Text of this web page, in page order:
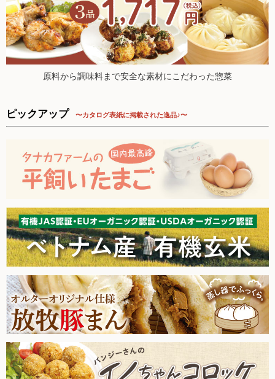
健康応援グッズ
石けん・生活用品
食べもの百科（書籍）
ご利用ガイド
取扱いアイテム数について
カートについて
送料ついて
返品・キャンセルについて
お支払い方法について
賞味期限について
よくあるご質問
オルター品もの
取扱店のご紹介
2026.4.30 ナカムラクリニック 中村先生のブログでオルター
が紹介されました！
2026.4.25【毎週土曜日更新！】品ものアイテムを更新しまし
た。
2026.4.18【毎週土曜日更新！】品ものアイテムを更新。今週
も新登場アイテム多数！
2026.4.4【毎週土曜日更新！】品ものアイテムを更新。今週も
新登場アイテム多数！
2026.3.28【毎週土曜日更新！】品ものアイテムを更新しまし
た。
2026.3.21【毎週土曜日更新！】品ものアイテムを更新しまし
た。
2026.3.14【毎週土曜日更新！】品ものアイテムを更新しまし
た。
2026.3.7【毎週土曜日更新！】品ものアイテムを更新しまし
た。
2026.2.28【毎週土曜日更新！】品ものアイテムを更新しまし
た。
2026.2.21【毎週土曜日更新！】品ものアイテムを更新しまし
た。
2026.2.14【毎週土曜日更新！】品ものアイテムを更新しまし
た。
2026.2.7【毎週土曜日更新！】品ものアイテムを更新しまし
た。
2026.1.31【毎週土曜日更新！】品ものアイテムを更新しまし
た。
原料から調味料まで安全な素材にこだわった惣菜
ピックアップ 〜カタログ表紙に掲載された逸品♪〜